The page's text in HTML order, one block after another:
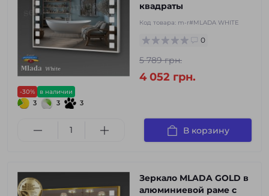
-30% в наличии
3 3 3
квадраты
Код товара: m-r#MLADA WHITE
0
5 789 грн.
4 052 грн.
В корзину
Зеркало MLADA GOLD в
алюминиевой раме с